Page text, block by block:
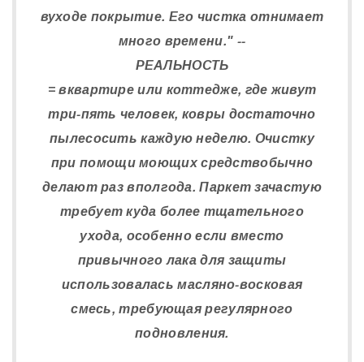
вуходе покрытие. Его чистка отнимает
много времени." --
РЕАЛЬНОСТЬ
= вквартире или коттедже, где живут
три-пять человек, ковры достаточно
пылесосить каждую неделю. Очистку
при помощи моющих средствобычно
делают раз вполгода. Паркет зачастую
требует куда более тщательного
ухода, особенно если вместо
привычного лака для защиты
использовалась масляно-восковая
смесь, требующая регулярного
подновления.